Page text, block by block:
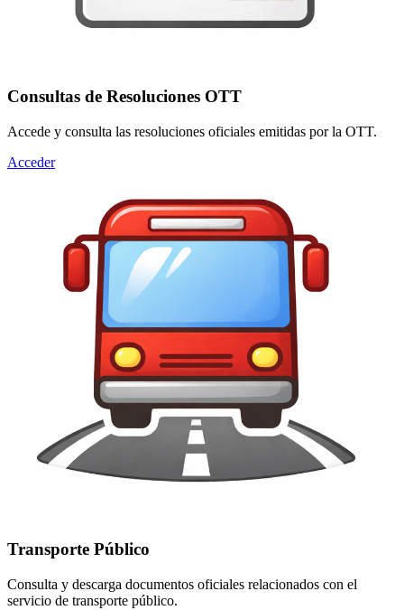
Consultas de Resoluciones OTT
Accede y consulta las resoluciones oficiales emitidas por la OTT.
Acceder
Transporte Público
Consulta y descarga documentos oficiales relacionados con el
servicio de transporte público.